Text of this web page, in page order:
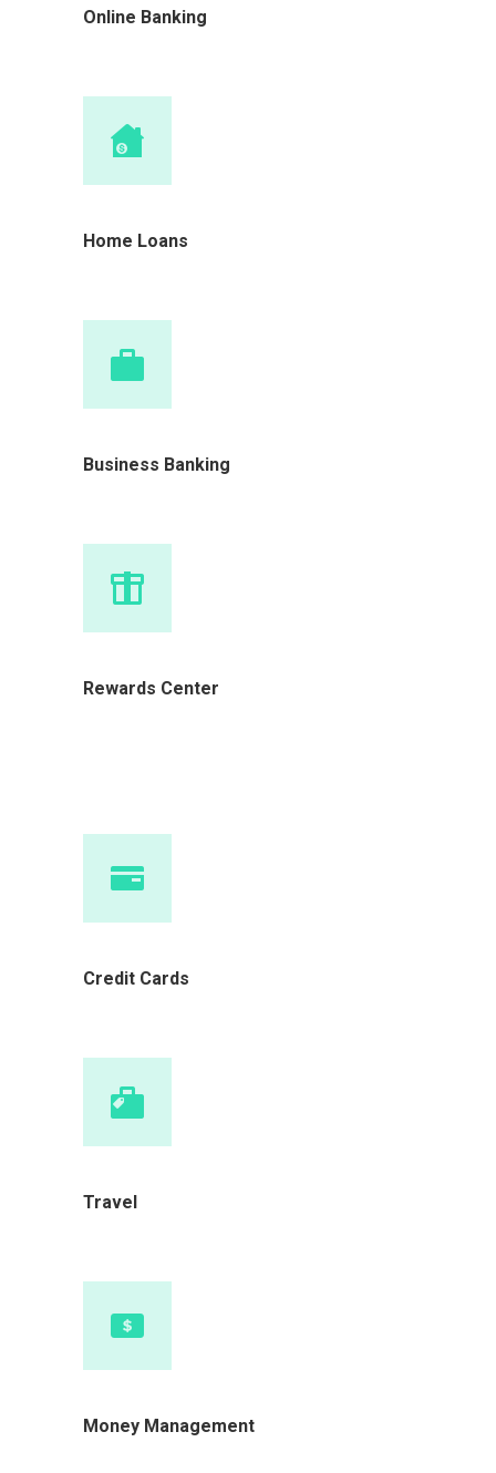
Online Banking
Home Loans
Business Banking
Rewards Center
Credit Cards
Travel
Money Management